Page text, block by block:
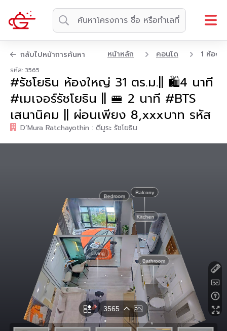
กลับไปหน้าการค้นหา หน้าหลัก คอนโด 1 ห้องน
รหัส: 3565
#รัชโยธิน ห้องใหญ่ 31 ตร.ม.|| 🛍️4 นาที
#เมเจอร์รัชโยธิน || 🚝 2 นาที #BTS
เสนานิคม || ผ่อนเพียง 8,xxxบาท รหัส
D’Mura Ratchayothin : ดีมูระ รัชโยธิน